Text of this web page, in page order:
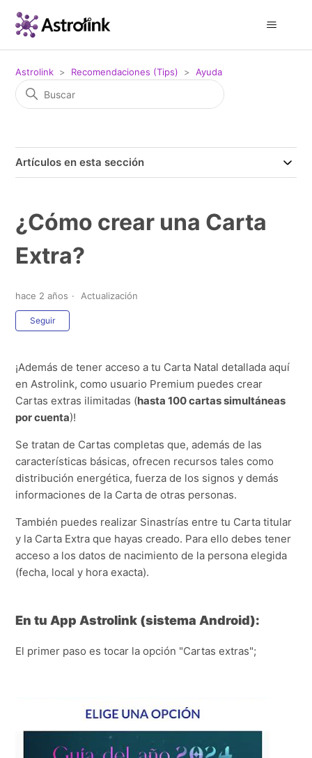
Astrolink Recomendaciones (Tips) Ayuda
Artículos en esta sección
¿Cómo crear una Carta
Extra?
hace 2 años Actualización
Seguir
¡Además de tener acceso a tu Carta Natal detallada aquí
en Astrolink, como usuario Premium puedes crear
Cartas extras ilimitadas (hasta 100 cartas simultáneas
por cuenta)!
Se tratan de Cartas completas que, además de las
características básicas, ofrecen recursos tales como
distribución energética, fuerza de los signos y demás
informaciones de la Carta de otras personas.
También puedes realizar Sinastrías entre tu Carta titular
y la Carta Extra que hayas creado. Para ello debes tener
acceso a los datos de nacimiento de la persona elegida
(fecha, local y hora exacta).
En tu App Astrolink (sistema Android):
El primer paso es tocar la opción "Cartas extras";